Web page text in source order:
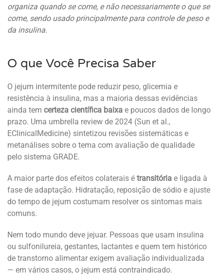
organiza quando se come, e não necessariamente o que se
come, sendo usado principalmente para controle de peso e
da insulina.
O que Você Precisa Saber
O jejum intermitente pode reduzir peso, glicemia e
resistência à insulina, mas a maioria dessas evidências
ainda tem certeza científica baixa e poucos dados de longo
prazo. Uma umbrella review de 2024 (Sun et al.,
EClinicalMedicine) sintetizou revisões sistemáticas e
metanálises sobre o tema com avaliação de qualidade
pelo sistema GRADE.
A maior parte dos efeitos colaterais é transitória e ligada à
fase de adaptação. Hidratação, reposição de sódio e ajuste
do tempo de jejum costumam resolver os sintomas mais
comuns.
Nem todo mundo deve jejuar. Pessoas que usam insulina
ou sulfonilureia, gestantes, lactantes e quem tem histórico
de transtorno alimentar exigem avaliação individualizada
— em vários casos, o jejum está contraindicado.